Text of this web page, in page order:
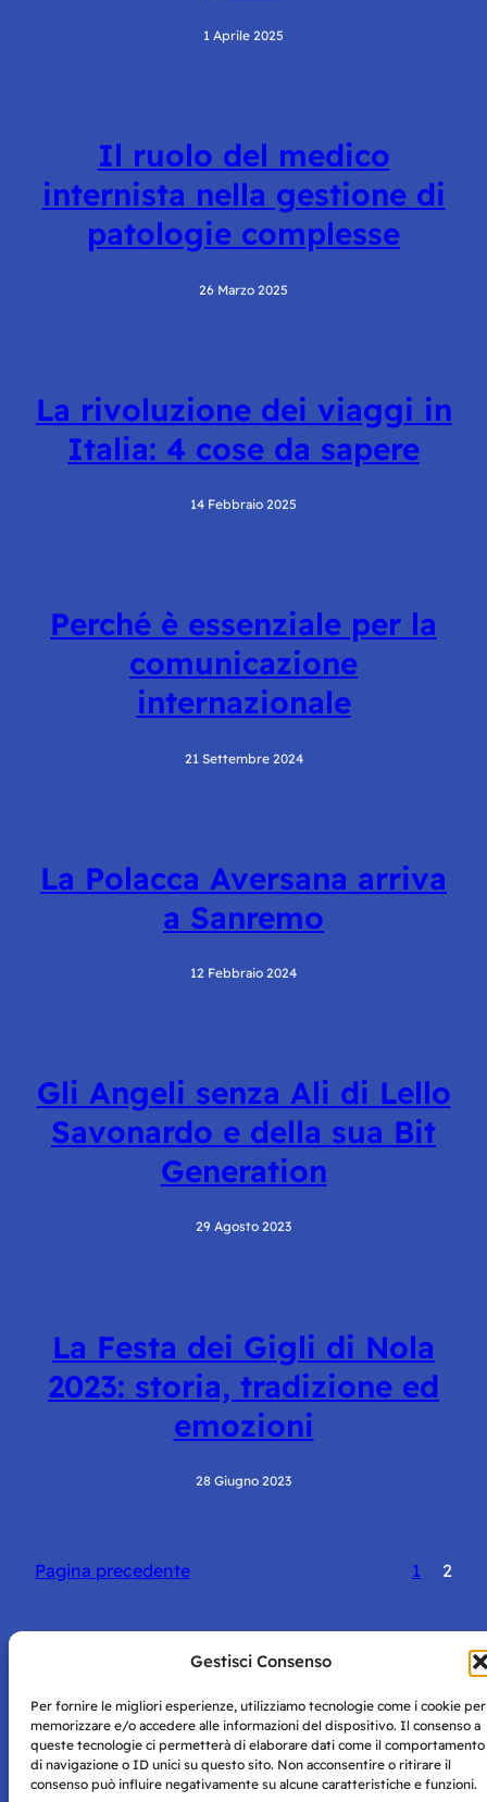
Gestisci Consenso
Per fornire le migliori esperienze, utilizziamo tecnologie come i cookie per
memorizzare e/o accedere alle informazioni del dispositivo. Il consenso a
queste tecnologie ci permetterà di elaborare dati come il comportamento
di navigazione o ID unici su questo sito. Non acconsentire o ritirare il
consenso può influire negativamente su alcune caratteristiche e funzioni.
1 Aprile 2025
Il ruolo del medico
internista nella gestione di
patologie complesse
26 Marzo 2025
La rivoluzione dei viaggi in
Italia: 4 cose da sapere
14 Febbraio 2025
Perché è essenziale per la
comunicazione
internazionale
21 Settembre 2024
La Polacca Aversana arriva
a Sanremo
12 Febbraio 2024
Gli Angeli senza Ali di Lello
Savonardo e della sua Bit
Generation
29 Agosto 2023
La Festa dei Gigli di Nola
2023: storia, tradizione ed
emozioni
28 Giugno 2023
Pagina precedente 1 2
Storie di Napoli è una testata registrata presso il tribunale di
Napoli con autorizzazione numero 38 del 25/9/2019.
Tutte le immagini e i contenuti su questo sito sono forniti
per mero scopo didattico e informativo.
Tutti i diritti riservati, ogni tentativo di copia sarà
Privacy